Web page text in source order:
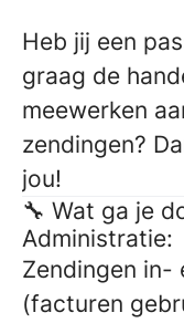
Heb jij een
graag de
meewerken
zendingen?
jou!
🔧 Wat ga je
Administratie:
Zendingen in-
(facturen